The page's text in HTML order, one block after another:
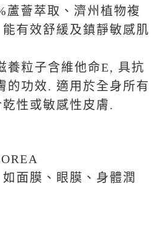
蘆薈萃取、濟州植物複
有效舒緩及鎮靜敏感肌
養粒子含維他命E, 具抗
的功效. 適用於全身所有
性或敏感性皮膚.
面膜、眼膜、身體潤